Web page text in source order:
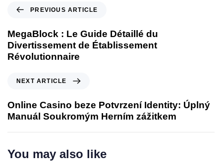
PREVIOUS ARTICLE
MegaBlock : Le Guide Détaillé du
Divertissement de Établissement
Révolutionnaire
NEXT ARTICLE
Online Casino beze Potvrzení Identity: Úplný
Manuál Soukromým Herním zážitkem
You may also like